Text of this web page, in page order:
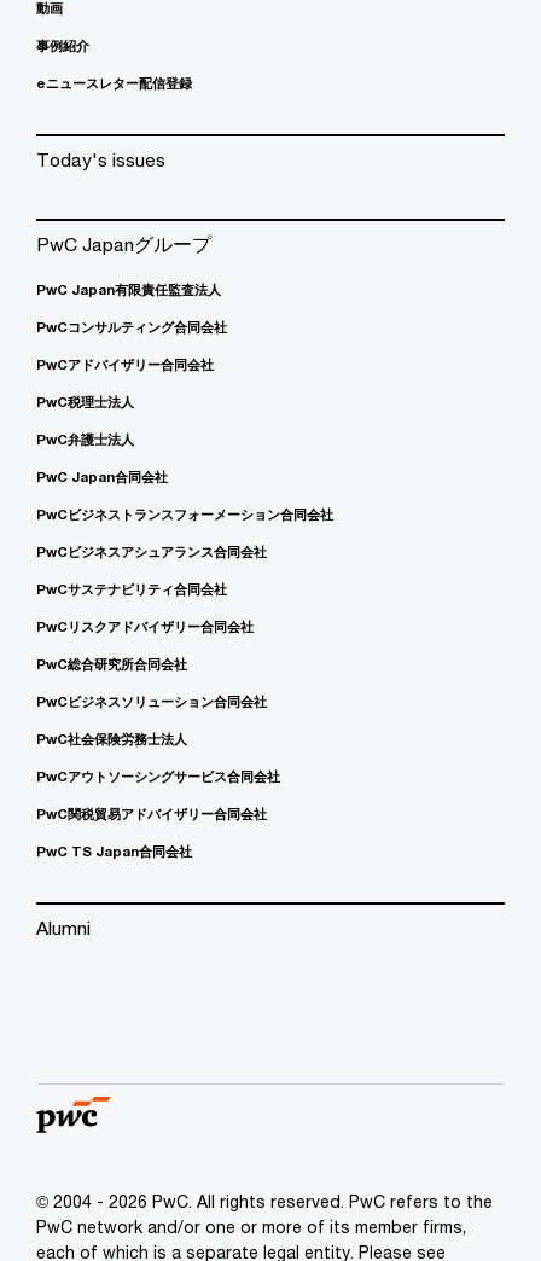
動画
事例紹介
eニュースレター配信登録
Today's issues
PwC Japanグループ
PwC Japan有限責任監査法人
PwCコンサルティング合同会社
PwCアドバイザリー合同会社
PwC税理士法人
PwC弁護士法人
PwC Japan合同会社
PwCビジネストランスフォーメーション合同会社
PwCビジネスアシュアランス合同会社
PwCサステナビリティ合同会社
PwCリスクアドバイザリー合同会社
PwC総合研究所合同会社
PwCビジネスソリューション合同会社
PwC社会保険労務士法人
PwCアウトソーシングサービス合同会社
PwC関税貿易アドバイザリー合同会社
PwC TS Japan合同会社
Alumni
© 2004 - 2026 PwC. All rights reserved. PwC refers to the
PwC network and/or one or more of its member firms,
each of which is a separate legal entity. Please see